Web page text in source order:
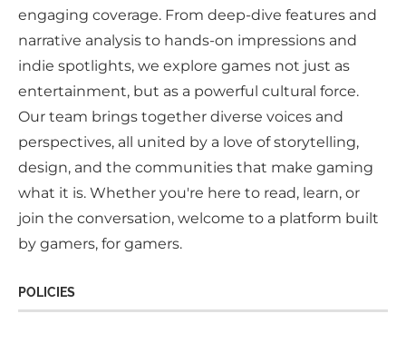
engaging coverage. From deep-dive features and
narrative analysis to hands-on impressions and
indie spotlights, we explore games not just as
entertainment, but as a powerful cultural force.
Our team brings together diverse voices and
perspectives, all united by a love of storytelling,
design, and the communities that make gaming
what it is. Whether you're here to read, learn, or
join the conversation, welcome to a platform built
by gamers, for gamers.
POLICIES